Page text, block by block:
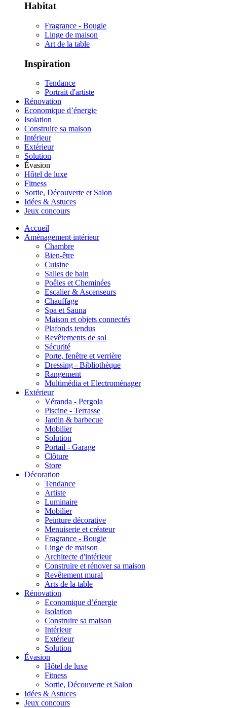
Habitat
Fragrance - Bougie
Linge de maison
Art de la table
Inspiration
Tendance
Portrait d'artiste
Rénovation
Economique d’énergie
Isolation
Construire sa maison
Intérieur
Extérieur
Solution
Évasion
Hôtel de luxe
Fitness
Sortie, Découverte et Salon
Idées & Astuces
Jeux concours
Accueil
Aménagement intérieur
Chambre
Bien-être
Cuisine
Salles de bain
Poêles et Cheminées
Escalier & Ascenseurs
Chauffage
Spa et Sauna
Maison et objets connectés
Plafonds tendus
Revêtements de sol
Sécurité
Porte, fenêtre et verrière
Dressing - Bibliothèque
Rangement
Multimédia et Electroménager
Extérieur
Véranda - Pergola
Piscine - Terrasse
Jardin & barbecue
Mobilier
Solution
Portail - Garage
Clôture
Store
Décoration
Tendance
Artiste
Luminaire
Mobilier
Peinture décorative
Menuiserie et créateur
Fragrance - Bougie
Linge de maison
Architecte d'intérieur
Construire et rénover sa maison
Revêtement mural
Arts de la table
Rénovation
Economique d’énergie
Isolation
Construire sa maison
Intérieur
Extérieur
Solution
Évasion
Hôtel de luxe
Fitness
Sortie, Découverte et Salon
Idées & Astuces
Jeux concours